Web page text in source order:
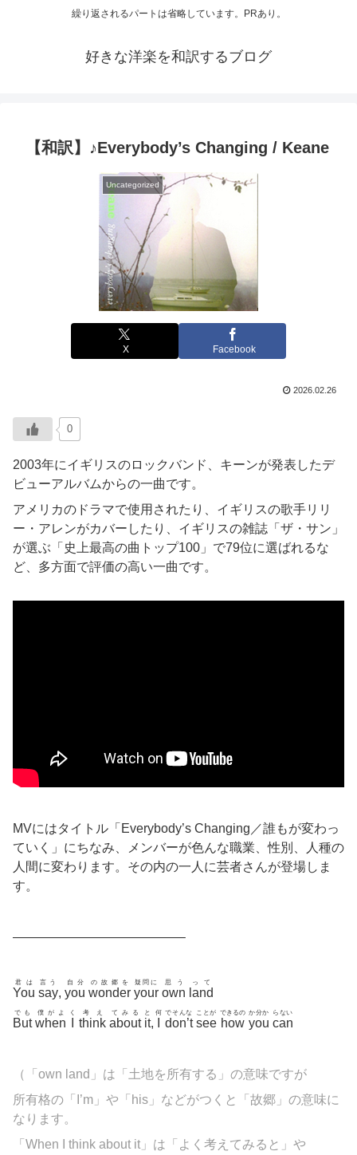
繰り返されるパートは省略しています。PRあり。
好きな洋楽を和訳するブログ
【和訳】♪Everybody’s Changing / Keane
Uncategorized
X Facebook
2026.02.26
0
2003年にイギリスのロックバンド、キーンが発表したデ
ビューアルバムからの一曲です。
アメリカのドラマで使用されたり、イギリスの歌手リリ
ー・アレンがカバーしたり、イギリスの雑誌「ザ・サン」
が選ぶ「史上最高の曲トップ100」で79位に選ばれるな
ど、多方面で評価の高い一曲です。
MVにはタイトル「Everybody’s Changing／誰もが変わっ
ていく」にちなみ、メンバーが色んな職業、性別、人種の
人間に変わります。その内の一人に芸者さんが登場しま
す。
—————————————–
You
君は
say
言う
, you
自分
wonder
の故郷を
your
疑問に
own
思う
land
って
But
でも
when
僕がよ く
think
考え
about
てみる
it
と
,
何
don’t
でそんな
see
ことが
how
できるの
you
か分か
can
らない
（「own land」は「土地を所有する」の意味ですが
所有格の「I’m」や「his」などがつくと「故郷」の意味に
なります。
「When I think about it」は「よく考えてみると」や